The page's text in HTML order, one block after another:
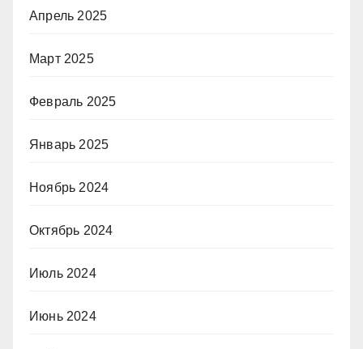
Апрель 2025
Март 2025
Февраль 2025
Январь 2025
Ноябрь 2024
Октябрь 2024
Июль 2024
Июнь 2024